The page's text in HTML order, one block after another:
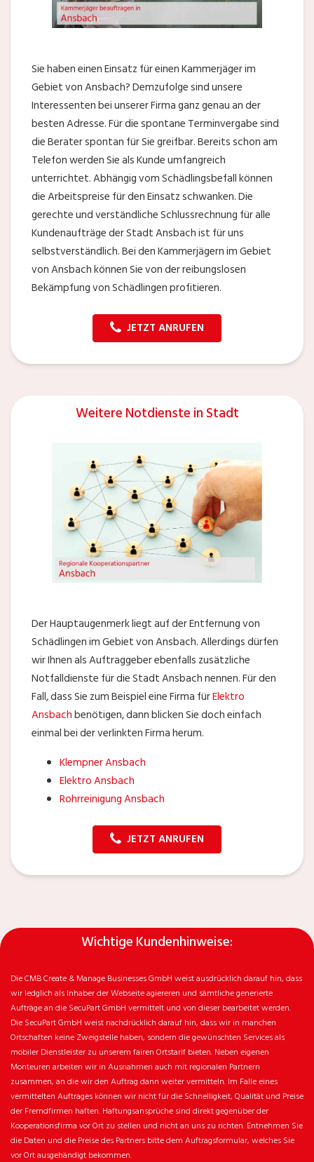
Sie haben einen Einsatz für einen Kammerjäger im
Gebiet von Ansbach? Demzufolge sind unsere
Interessenten bei unserer Firma ganz genau an der
besten Adresse. Für die spontane Terminvergabe sind
die Berater spontan für Sie greifbar. Bereits schon am
Telefon werden Sie als Kunde umfangreich
unterrichtet. Abhängig vom Schädlingsbefall können
die Arbeitspreise für den Einsatz schwanken. Die
gerechte und verständliche Schlussrechnung für alle
Kundenaufträge der Stadt Ansbach ist für uns
selbstverständlich. Bei den Kammerjägern im Gebiet
von Ansbach können Sie von der reibungslosen
Bekämpfung von Schädlingen profitieren.
JETZT ANRUFEN
Weitere Notdienste in Stadt
Der Hauptaugenmerk liegt auf der Entfernung von
Schädlingen im Gebiet von Ansbach. Allerdings dürfen
wir Ihnen als Auftraggeber ebenfalls zusätzliche
Notfalldienste für die Stadt Ansbach nennen. Für den
Fall, dass Sie zum Beispiel eine Firma fürElektro
Ansbachbenötigen, dann blicken Sie doch einfach
einmal bei der verlinkten Firma herum.
Klempner Ansbach
Elektro Ansbach
Rohrreinigung Ansbach
JETZT ANRUFEN
Wichtige Kundenhinweise:
Die CMB Create & Manage Businesses GmbH weist ausdrücklich darauf hin, dass
wir ledglich als Inhaber der Webseite agiereren und sämtliche generierte
Aufträge an die SecuPart GmbH vermittelt und von dieser bearbeitet werden.
Die SecuPart GmbH weist nachdrücklich darauf hin, dass wir in manchen
Ortschaften keine Zweigstelle haben, sondern die gewünschten Services als
mobiler Dienstleister zu unserem fairen Ortstarif bieten. Neben eigenen
Monteuren arbeiten wir in Ausnahmen auch mit regionalen Partnern
zusammen, an die wir den Auftrag dann weiter vermitteln. Im Falle eines
vermittelten Auftrages können wir nicht für die Schnelligkeit, Qualität und Preise
der Fremdfirmen haften. Haftungsansprüche sind direkt gegenüber der
Kooperationsfirma vor Ort zu stellen und nicht an uns zu richten. Entnehmen Sie
die Daten und die Preise des Partners bitte dem Auftragsformular, welches Sie
vor Ort ausgehändigt bekommen.